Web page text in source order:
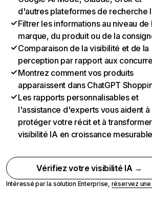
d'autres plateformes de recherche
Filtrer les informations au niveau de
marque, du produit ou de la
Comparaison de la visibilité et de la
perception par rapport aux
Montrez comment vos produits
apparaissent dans ChatGPT
Les rapports personnalisables et
l'assistance d'experts vous aident à
protéger votre récit et à
visibilité IA en croissance
Vérifiez votre visibilité IA →
Intéressé par la solution Enterprise, réservez